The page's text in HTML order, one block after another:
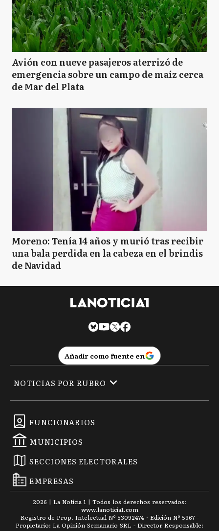
Avión con nueve pasajeros aterrizó de
emergencia sobre un campo de maíz cerca
de Mar del Plata
Moreno: Tenía 14 años y murió tras recibir
una bala perdida en la cabeza en el brindis
de Navidad
Añadir como fuente en
FUNCIONARIOS
MUNICIPIOS
SECCIONES ELECTORALES
EMPRESAS
NOTICIAS POR RUBRO
2026 | La Noticia 1 | Todos los derechos reservados:
www.lanoticia1.com
Registro de Prop. Intelectual Nº 53092474 · Edición Nº 5967 -
Propietario: La Opinión Semanario SRL - Director Responsable: